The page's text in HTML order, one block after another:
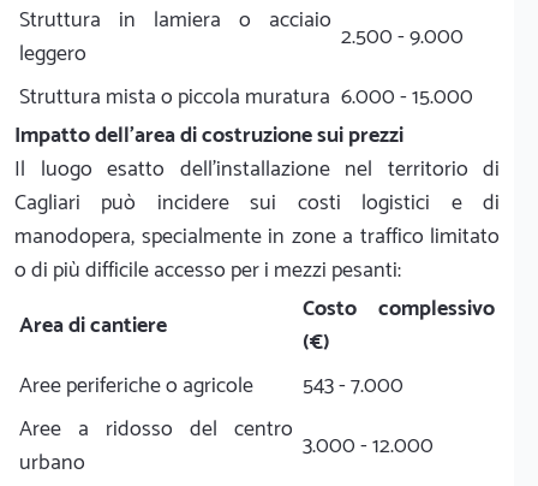
Struttura in lamiera o acciaio
leggero
2.500 - 9.000
Struttura mista o piccola muratura 6.000 - 15.000
Impatto dell'area di costruzione sui prezzi
Il luogo esatto dell'installazione nel territorio di
Cagliari può incidere sui costi logistici e di
manodopera, specialmente in zone a traffico limitato
o di più difficile accesso per i mezzi pesanti:
Area di cantiere
Costo complessivo
(€)
Aree periferiche o agricole
543 - 7.000
Aree a ridosso del centro
urbano
3.000 - 12.000